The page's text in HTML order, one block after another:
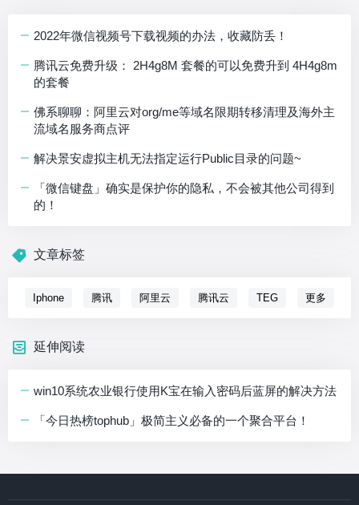
2022年微信视频号下载视频的办法，收藏防丢！
腾讯云免费升级： 2H4g8M 套餐的可以免费升到 4H4g8m
的套餐
佛系聊聊：阿里云对org/me等域名限期转移清理及海外主
流域名服务商点评
解决景安虚拟主机无法指定运行Public目录的问题~
「微信键盘」确实是保护你的隐私，不会被其他公司得到
的！
文章标签
Iphone 腾讯 阿里云 腾讯云 TEG 更多
延伸阅读
win10系统农业银行使用K宝在输入密码后蓝屏的解决方法
「今日热榜tophub」极简主义必备的一个聚合平台！